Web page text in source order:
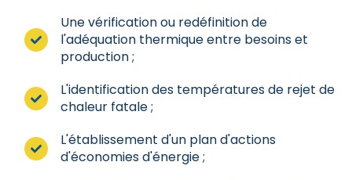
Une vérification ou redéfinition de
l'adéquation thermique entre besoins et
production ;
L'identification des températures de rejet de
chaleur fatale ;
L'établissement d'un plan d'actions
d'économies d'énergie ;